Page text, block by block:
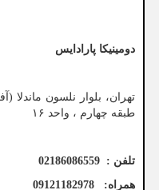
دومینیکا پارادایس
طبقه چهارم ، واحد ۱۶
تلفن : 02186086559
همراه: